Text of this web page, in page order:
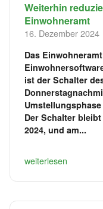
Weiterhin
Einwohneramt
16. Dezember 2024
Das
ist der Schalter
Der Schalter
2024, und am...
weiterlesen